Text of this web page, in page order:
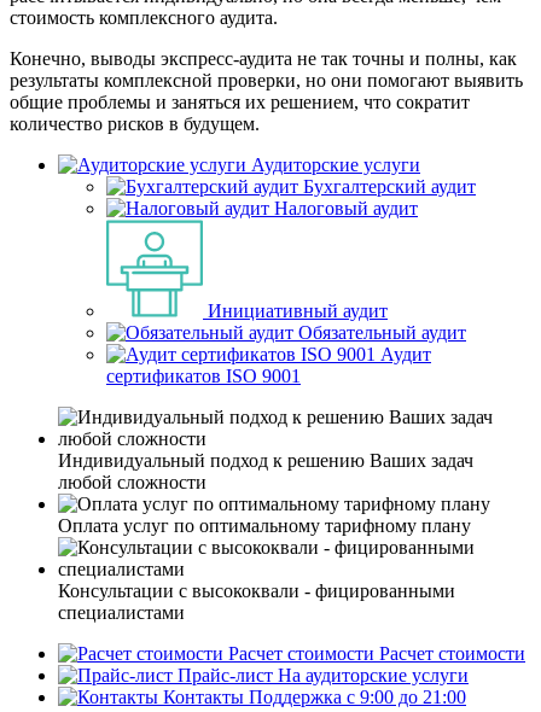
стоимость комплексного аудита.
Конечно, выводы экспресс-аудита не так точны и полны, как
результаты комплексной проверки, но они помогают выявить
общие проблемы и заняться их решением, что сократит
количество рисков в будущем.
Аудиторские услуги
Бухгалтерский аудит
Налоговый аудит
Инициативный аудит
Обязательный аудит
Аудит
сертификатов ISO 9001
Индивидуальный подход к решению Ваших задач
любой сложности
Оплата услуг по оптимальному тарифному плану
Консультации с высококвали - фицированными
специалистами
Расчет стоимости Расчет стоимости
Прайс-лист На аудиторские услуги
Контакты Поддержка с 9:00 до 21:00